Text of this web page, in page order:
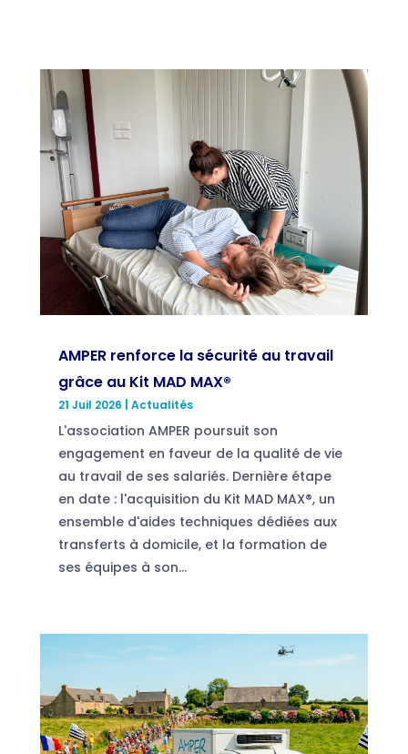
AMPER renforce la sécurité au travail
grâce au Kit MAD MAX®
21 Juil 2026 Actualités
L'association AMPER poursuit son
engagement en faveur de la qualité de vie
au travail de ses salariés. Dernière étape
en date : l'acquisition du Kit MAD MAX®, un
ensemble d'aides techniques dédiées aux
transferts à domicile, et la formation de
ses équipes à son...